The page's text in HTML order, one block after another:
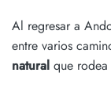
Al regresar a
entre varios
natural que